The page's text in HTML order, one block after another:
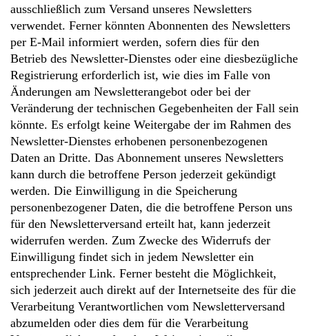
ausschließlich zum Versand unseres Newsletters
verwendet. Ferner könnten Abonnenten des Newsletters
per E-Mail informiert werden, sofern dies für den
Betrieb des Newsletter-Dienstes oder eine diesbezügliche
Registrierung erforderlich ist, wie dies im Falle von
Änderungen am Newsletterangebot oder bei der
Veränderung der technischen Gegebenheiten der Fall sein
könnte. Es erfolgt keine Weitergabe der im Rahmen des
Newsletter-Dienstes erhobenen personenbezogenen
Daten an Dritte. Das Abonnement unseres Newsletters
kann durch die betroffene Person jederzeit gekündigt
werden. Die Einwilligung in die Speicherung
personenbezogener Daten, die die betroffene Person uns
für den Newsletterversand erteilt hat, kann jederzeit
widerrufen werden. Zum Zwecke des Widerrufs der
Einwilligung findet sich in jedem Newsletter ein
entsprechender Link. Ferner besteht die Möglichkeit,
sich jederzeit auch direkt auf der Internetseite des für die
Verarbeitung Verantwortlichen vom Newsletterversand
abzumelden oder dies dem für die Verarbeitung